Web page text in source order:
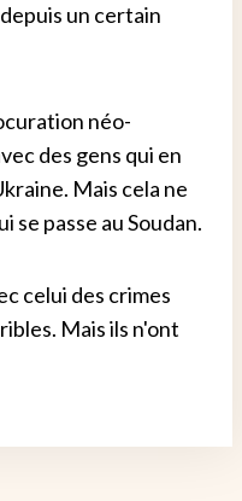
un certain
néo-
des gens qui en
Mais cela ne
se passe au Soudan.
celui des crimes
Mais ils n'ont